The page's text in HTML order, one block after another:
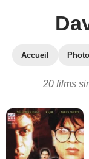
Accueil
20 films